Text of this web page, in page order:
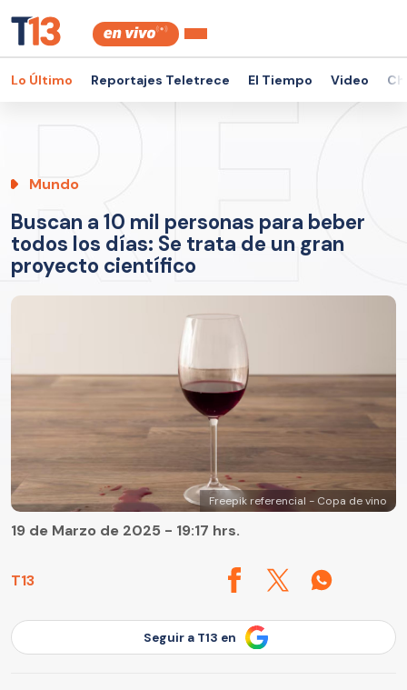
Lo Último Reportajes Teletrece El Tiempo Video
Mundo
Buscan a 10 mil personas para beber
todos los días: Se trata de un gran
proyecto científico
Freepik referencial - Copa de vino
T13
19 de Marzo de 2025 - 19:17 hrs.
Seguir a T13 en